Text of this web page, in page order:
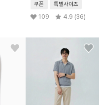
쿠폰 특별사이즈
109 4.9 (36)